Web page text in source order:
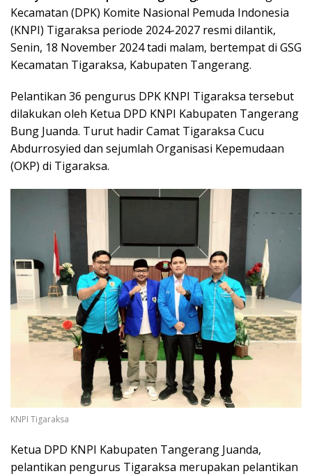
Kecamatan (DPK) Komite Nasional Pemuda Indonesia
(KNPI) Tigaraksa periode 2024-2027 resmi dilantik,
Senin, 18 November 2024 tadi malam, bertempat di GSG
Kecamatan Tigaraksa, Kabupaten Tangerang.
Pelantikan 36 pengurus DPK KNPI Tigaraksa tersebut
dilakukan oleh Ketua DPD KNPI Kabupaten Tangerang
Bung Juanda. Turut hadir Camat Tigaraksa Cucu
Abdurrosyied dan sejumlah Organisasi Kepemudaan
(OKP) di Tigaraksa.
KNPI Tigaraksa
Ketua DPD KNPI Kabupaten Tangerang Juanda,
pelantikan pengurus Tigaraksa merupakan pelantikan